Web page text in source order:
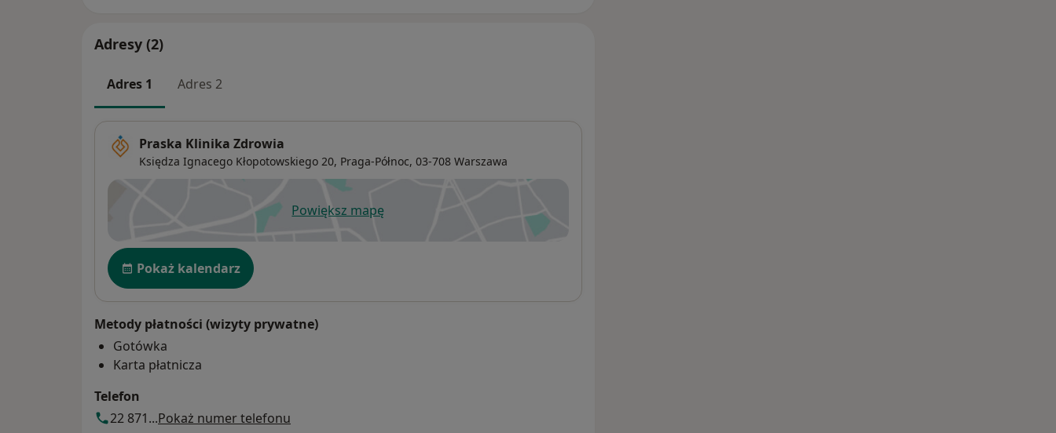
Adresy (2)
Adres 1 Adres 2
Praska Klinika Zdrowia
Księdza Ignacego Kłopotowskiego 20, Praga-Północ, 03-708 Warszawa
Powiększ mapęotwiera się w nowej karcie
Dostępność
Pokaż kalendarz
Metody płatności (wizyty prywatne)
Gotówka
Karta płatnicza
Telefon
22 871...Pokaż numer telefonu